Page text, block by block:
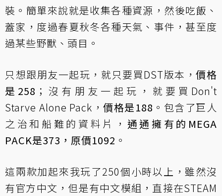
裝。簡單來說就是收集各種資源，然後吃飯、
蓋家，度過春夏秋冬各種天氣、事件，甚至度
過某些野獸、頭目。
只想跟朋友一起玩，就只要買DST版本，價格
是258 ；沒有朋友一起玩，就要買Don't
Starve Alone Pack，價格是188 。包含了巨人
之治和船難的資料片， 通通擁有的MEGA
PACK是373，原價1092 。
這兩款加起來我玩了250個小時以上，雖然沒
有官方中文，但是有中文模組，直接在STEAM